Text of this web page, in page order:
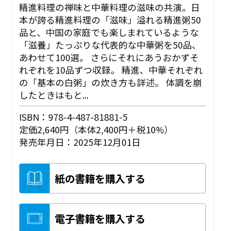
精進料理の禅味と中華料理の滋味の共演。日
本が誇る精進料理の「滋味」溢れる精進粥50
品と、中国の家庭でも楽しまれているような
「滋養」たっぷりな代表的な中華粥を50品、
あわせて100選。 さらにそれにあうおかずそ
れぞれを10品ずつ収録。 精進、中華それぞれ
の「基本の白粥」の炊き方も詳述。 体調を崩
したときはもと...
ISBN：978-4-487-81881-5
定価2,640円（本体2,400円＋税10%）
発売年月日：2025年12月01日
紙の書籍を購入する
電子書籍を購入する